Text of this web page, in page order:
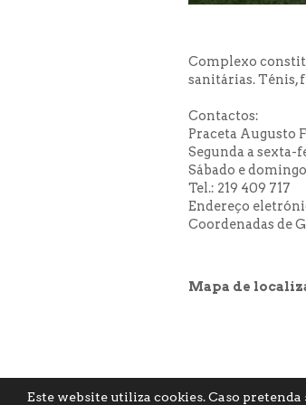
Complexo
sanitárias. Ténis,
Contactos:
Praceta Augusto
Segunda a sexta-
Sábado e
Tel.: 219 409 717
Endereço
Coordenadas de
Mapa de
Este website utiliza cookies. Caso pretenda